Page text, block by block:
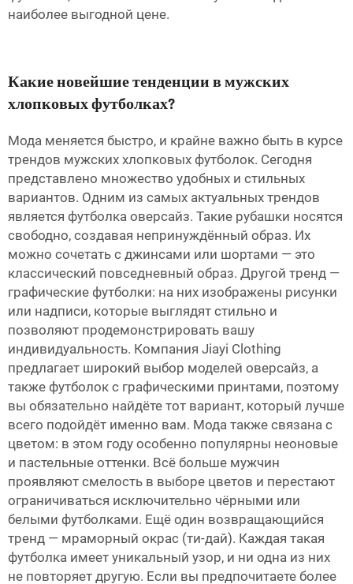
наиболее выгодной цене.
Какие новейшие тенденции в мужских
хлопковых футболках?
Мода меняется быстро, и крайне важно быть в курсе
трендов мужских хлопковых футболок. Сегодня
представлено множество удобных и стильных
вариантов. Одним из самых актуальных трендов
является футболка оверсайз. Такие рубашки носятся
свободно, создавая непринуждённый образ. Их
можно сочетать с джинсами или шортами — это
классический повседневный образ. Другой тренд —
графические футболки: на них изображены рисунки
или надписи, которые выглядят стильно и
позволяют продемонстрировать вашу
индивидуальность. Компания Jiayi Clothing
предлагает широкий выбор моделей оверсайз, а
также футболок с графическими принтами, поэтому
вы обязательно найдёте тот вариант, который лучше
всего подойдёт именно вам. Мода также связана с
цветом: в этом году особенно популярны неоновые
и пастельные оттенки. Всё больше мужчин
проявляют смелость в выборе цветов и перестают
ограничиваться исключительно чёрными или
белыми футболками. Ещё один возвращающийся
тренд — мраморный окрас (ти-дай). Каждая такая
футболка имеет уникальный узор, и ни одна из них
не повторяет другую. Если вы предпочитаете более